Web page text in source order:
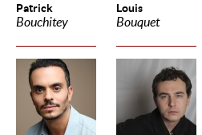
Patrick
Bouchitey
Louis
Bouquet